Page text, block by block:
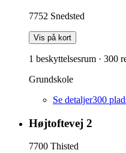
7752 Snedsted
Vis på kort
1 beskyttelsesrum · 300
Grundskole
Se detaljer300
Højtoftevej 2
7700 Thisted